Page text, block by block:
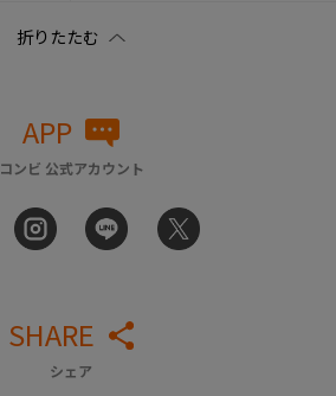
APP
コンビ 公式アカウント
SHARE
シェア